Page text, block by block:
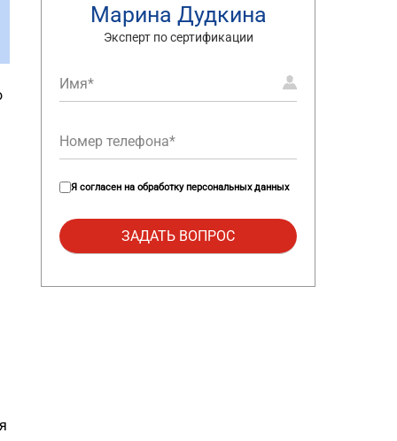
Марина Дудкина
Эксперт по сертификации
Я согласен на обработку персональных данных